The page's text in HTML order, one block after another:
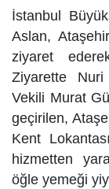
İstanbul
Aslan,
ziyaret
Ziyarette Nuri
Vekili Murat
geçirilen,
Kent
hizmetten
öğle yemeği